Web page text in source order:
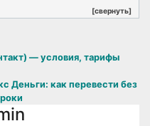
[свернуть]
— условия, тарифы
Деньги: как перевести без